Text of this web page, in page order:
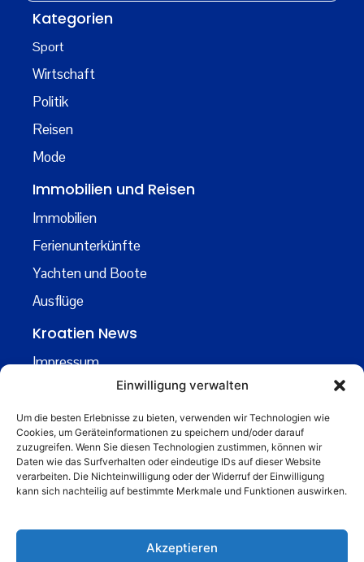
Einwilligung verwalten
Um die besten Erlebnisse zu bieten, verwenden wir Technologien wie
Cookies, um Geräteinformationen zu speichern und/oder darauf
zuzugreifen. Wenn Sie diesen Technologien zustimmen, können wir
Daten wie das Surfverhalten oder eindeutige IDs auf dieser Website
verarbeiten. Die Nichteinwilligung oder der Widerruf der Einwilligung
kann sich nachteilig auf bestimmte Merkmale und Funktionen auswirken.
Akzeptieren
Kategorien
Sport
Wirtschaft
Politik
Reisen
Mode
Immobilien und Reisen
Immobilien
Ferienunterkünfte
Yachten und Boote
Ausflüge
Kroatien News
Impressum
Kontakt
Über uns
Business